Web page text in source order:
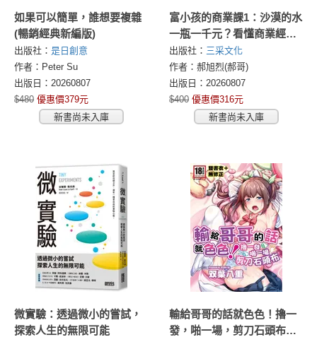
如果可以簡單，誰想要複雜
(暢銷經典新編版)
出版社： 是日創意
作者：Peter Su
出版日：20260807
$480 優惠價379元
新書尚未入庫
富小孩的商業課1：沙漠的水
一瓶一千元？看懂商業經營
的16個模式
出版社： 三采文化
作者：郝旭烈(郝哥)
出版日：20260807
$400 優惠價316元
新書尚未入庫
微實驗：透過微小的嘗試，
探索人生的無限可能
輸給哥哥的話就色色！擼一
發，啪一場，剪刀石頭布